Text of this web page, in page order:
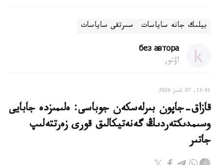
بيلىك جانە ساياسات سىرتقى ساياسات
без автора
اۆتور
13:41, 07 تامىز 2026
قازاق-جاپون بىرلەسكەن جوباسى: ەلىمىزدە جابايى
وسىمدىكتەردىڭ گەنەتيكالىق قورى زەرتتەلىپ
جاتىر